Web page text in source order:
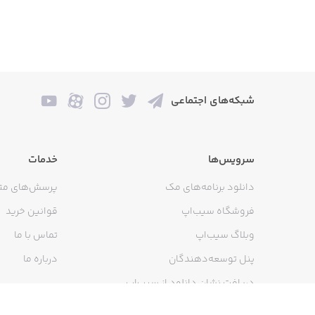
• نشانه‌گذاری آخرین مطالعه برای
• امکان به اشتراک‌گذاری محتویات نرم
• تغییر اندازه قلم
شبکه‌های اجتماعی
سرویس‌ها
دانلود برنامه‌های مک
فروشگاه سیب‌اپ
وبلاگ سیب‌اپ
پنل توسعه‌دهندگان
دریافت نشان دانلود از سیب‌اپ
خدمات
پرسش‌های
قوانین خرید
تماس با ما
درباره ما